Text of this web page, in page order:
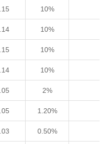
10%
10%
10%
10%
2%
1.20%
0.50%